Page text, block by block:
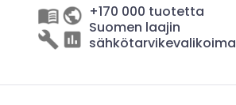
+170 000 tuotetta
Suomen laajin
sähkötarvikevalikoima